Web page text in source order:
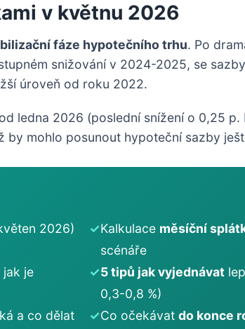
v květnu 2026
fáze hypotečního trhu. Po
snižování v 2024-2025, se
úroveň od roku 2022.
od ledna 2026 (poslední snížení o 0,25 p.
by mohlo posunout hypoteční sazby
2026) ✓Kalkulace měsíční
scénáře
jak je
✓5 tipů jak vyjednávat
0,3-0,8 %)
a co dělat ✓Co očekávat do konce